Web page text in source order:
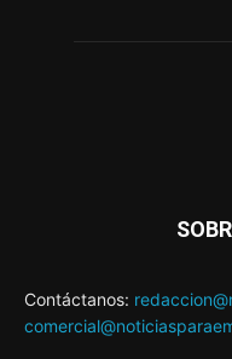
Contáctanos: